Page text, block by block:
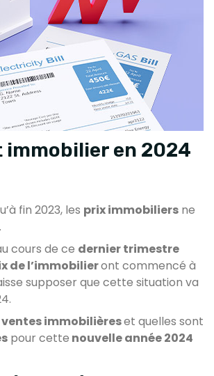
immobilier en 2024
fin 2023, les prix immobiliers ne
cours de ce dernier trimestre
de l’immobilieront commencé à
supposer que cette situation va
ventes immobilièreset quelles sont
pour cette nouvelle année 2024